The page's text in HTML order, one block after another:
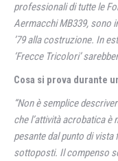
professionali di tutte le
Aermacchi MB339, sono
’79 alla costruzione. In
‘Frecce Tricolori’
Cosa si prova durante
“Non è semplice
che l’attività acrobatica
pesante dal punto di
sottoposti. Il compenso